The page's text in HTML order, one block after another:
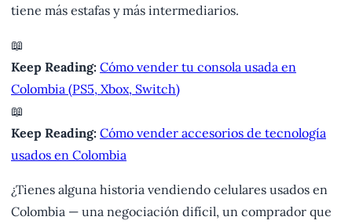
tiene más estafas y más intermediarios.
📖
Keep Reading: Cómo vender tu consola usada en
Colombia (PS5, Xbox, Switch)
📖
Keep Reading: Cómo vender accesorios de tecnología
usados en Colombia
¿Tienes alguna historia vendiendo celulares usados en
Colombia — una negociación difícil, un comprador que